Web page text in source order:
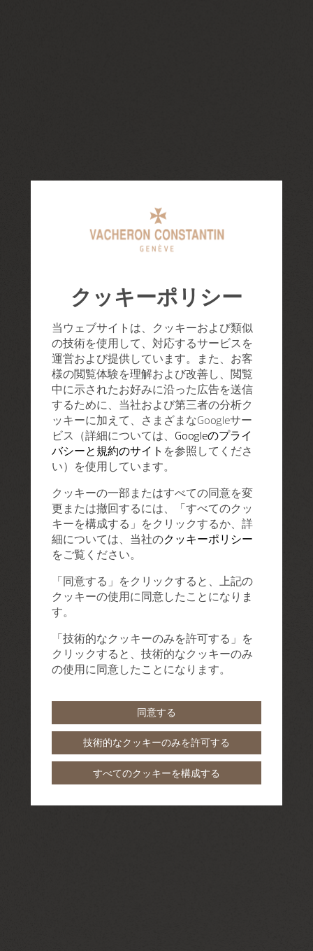
クッキーポリシー
当ウェブサイトは、クッキーおよび類似
の技術を使用して、対応するサービスを
運営および提供しています。また、お客
様の閲覧体験を理解および改善し、閲覧
中に示されたお好みに沿った広告を送信
するために、当社および第三者の分析ク
ッキーに加えて、さまざまなGoogleサー
ビス（詳細については、 Googleのプライ
バシーと規約のサイト を参照してくださ
い）を使用しています。
クッキーの一部またはすべての同意を変
更または撤回するには、「すべてのクッ
キーを構成する」をクリックするか、詳
細については、当社のクッキーポリシー
をご覧ください。
「同意する」をクリックすると、上記の
クッキーの使用に同意したことになりま
す。
「技術的なクッキーのみを許可する」を
クリックすると、技術的なクッキーのみ
の使用に同意したことになります。
同意する
技術的なクッキーのみを許可する
すべてのクッキーを構成する